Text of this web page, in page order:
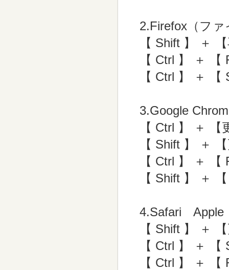
2.Firefox（フ
【 Shift 】 ＋
【 Ctrl 】 ＋ 【
【 Ctrl 】 ＋
3.Google
【 Ctrl 】 ＋
【 Shift 】 ＋
【 Ctrl 】 ＋ 【
【 Shift 】 ＋
4.Safari Apple
【 Shift 】 ＋
【 Ctrl 】 ＋
【 Ctrl 】 ＋ 【